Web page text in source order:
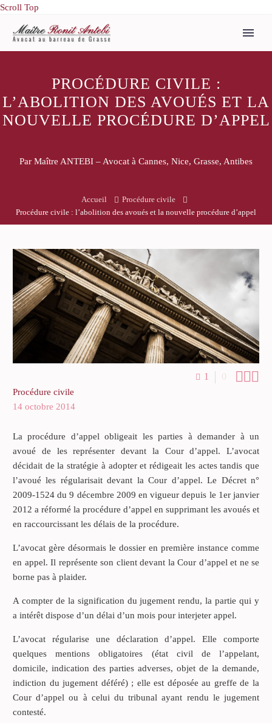
Scroll Top
PROCÉDURE CIVILE :
L’ABOLITION DES AVOUÉS ET LA
NOUVELLE PROCÉDURE D’APPEL
Par Maître ANTEBI – Avocat à Cannes, Nice, Grasse, Antibes
Accueil
Procédure civile
Procédure civile : l’abolition des avoués et la nouvelle procédure d’appel
1 0 
Procédure civile
14 octobre 2014
La procédure d’appel obligeait les parties à demander à un
avoué de les représenter devant la Cour d’appel. L’avocat
décidait de la stratégie à adopter et rédigeait les actes tandis que
l’avoué les régularisait devant la Cour d’appel. Le Décret n°
2009-1524 du 9 décembre 2009 en vigueur depuis le 1er janvier
2012 a réformé la procédure d’appel en supprimant les avoués et
en raccourcissant les délais de la procédure.
L’avocat gère désormais le dossier en première instance comme
en appel. Il représente son client devant la Cour d’appel et ne se
borne pas à plaider.
A compter de la signification du jugement rendu, la partie qui y
a intérêt dispose d’un délai d’un mois pour interjeter appel.
L’avocat régularise une déclaration d’appel. Elle comporte
quelques mentions obligatoires (état civil de l’appelant,
domicile, indication des parties adverses, objet de la demande,
indiction du jugement déféré) ; elle est déposée au greffe de la
Cour d’appel ou à celui du tribunal ayant rendu le jugement
contesté.